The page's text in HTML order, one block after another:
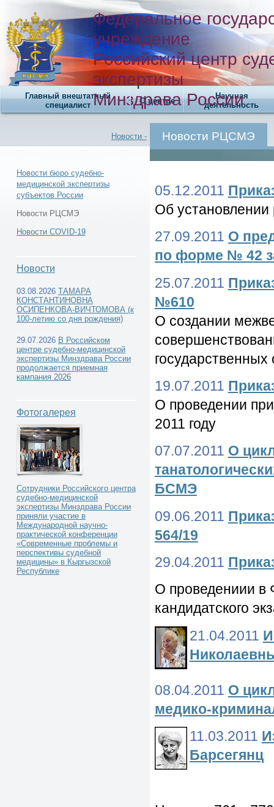
Федеральное
учреждение
Российский центр
экспертизы
Минздрава России
Главный внештатный
специалист
О центре
Научная
деятельность
Новости - Новости РЦСМЭ
Новости бюро судебно-
медицинской экспертизы
субъектов России
Новости РЦСМЭ
Новости COVID-19
Новости
03.08.2026 ТАМАРА
КОНСТАНТИНОВНА
ОСИПЕНКОВА-ВИЧТОМОВА (к
100-летию со дня рождения)
29.07.2026 В Российском
центре судебно-медицинской
экспертизы Минздрава России
продолжается приемная
кампания 2026
Фотогалерея
Сотрудники Российского центра
судебно-медицинской
экспертизы Минздрава России
приняли участие в
Международной научно-
практической конференции
«Современные проблемы и
перспективы судебной
медицины» в Кыргызской
Республике
05.12.2011
Об
27.09.2011 О
по форме № 42
25.07.2011
№610
О создании
19.07.2011
О проведении
2011 году
07.07.2011 О
БСМЭ
09.06.2011
564/19
29.04.2011
О проведениии
кандидатского
21.04.2011
08.04.2011 О
медико-
11.03.2011
Барсегянц